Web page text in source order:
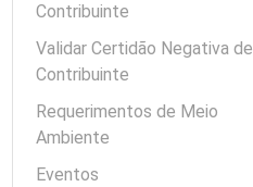
Contribuinte
Validar Certidão Negativa de
Contribuinte
Requerimentos de Meio
Ambiente
Eventos